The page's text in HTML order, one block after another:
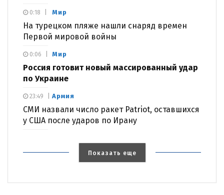
Мир
На турецком пляже нашли снаряд времен
Первой мировой войны
0:18
Мир
Россия готовит новый массированный удар
по Украине
0:06
Армия
СМИ назвали число ракет Patriot, оставшихся
у США после ударов по Ирану
23:49
Показать еще